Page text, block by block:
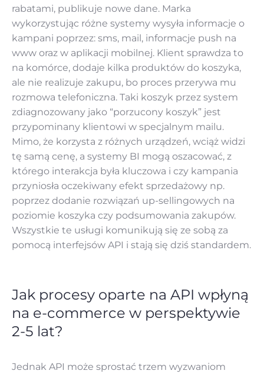
rabatami, publikuje nowe dane. Marka
wykorzystując różne systemy wysyła informacje o
kampani poprzez: sms, mail, informacje push na
www oraz w aplikacji mobilnej. Klient sprawdza to
na komórce, dodaje kilka produktów do koszyka,
ale nie realizuje zakupu, bo proces przerywa mu
rozmowa telefoniczna. Taki koszyk przez system
zdiagnozowany jako “porzucony koszyk” jest
przypominany klientowi w specjalnym mailu.
Mimo, że korzysta z różnych urządzeń, wciąż widzi
tę samą cenę, a systemy BI mogą oszacować, z
którego interakcja była kluczowa i czy kampania
przyniosła oczekiwany efekt sprzedażowy np.
poprzez dodanie rozwiązań up-sellingowych na
poziomie koszyka czy podsumowania zakupów.
Wszystkie te usługi komunikują się ze sobą za
pomocą interfejsów API i stają się dziś standardem.
Jak procesy oparte na API wpłyną
na e-commerce w perspektywie
2-5 lat?
Jednak API może sprostać trzem wyzwaniom